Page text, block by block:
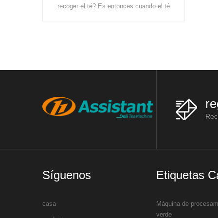
entonces cuando el té
Síguenos
casa
Etiquetas
Máquina de
verde